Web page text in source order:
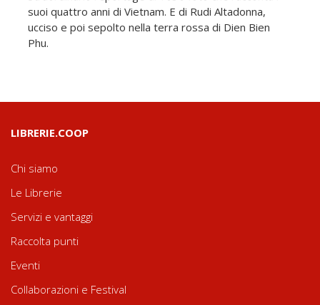
suoi quattro anni di Vietnam. E di Rudi Altadonna,
ucciso e poi sepolto nella terra rossa di Dien Bien
Phu.
LIBRERIE.COOP
Chi siamo
Le Librerie
Servizi e vantaggi
Raccolta punti
Eventi
Collaborazioni e Festival